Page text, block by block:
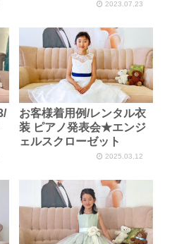
2023.07.23
お客様着用例/レンタル衣
装 ピアノ発表会★エンジ
ェルスクローゼット
2025.03.12